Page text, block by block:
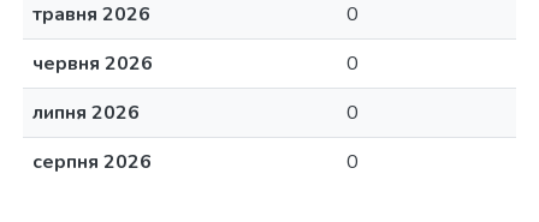
травня 2026
0
червня 2026
0
липня 2026
0
серпня 2026
0